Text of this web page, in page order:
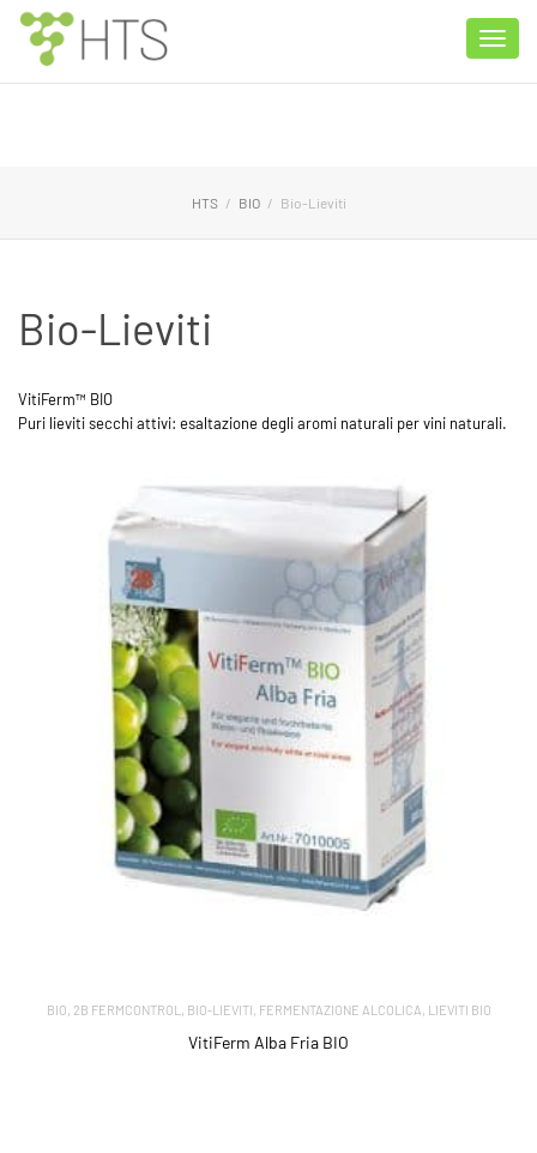
HTS BIO Bio-Lieviti
Bio-Lieviti
VitiFerm™ BIO
Puri lieviti secchi attivi: esaltazione degli aromi naturali per vini naturali.
BIO, 2B FERMCONTROL , BIO-LIEVITI, FERMENTAZIONE ALCOLICA, LIEVITI BIO
VitiFerm Alba Fria BIO